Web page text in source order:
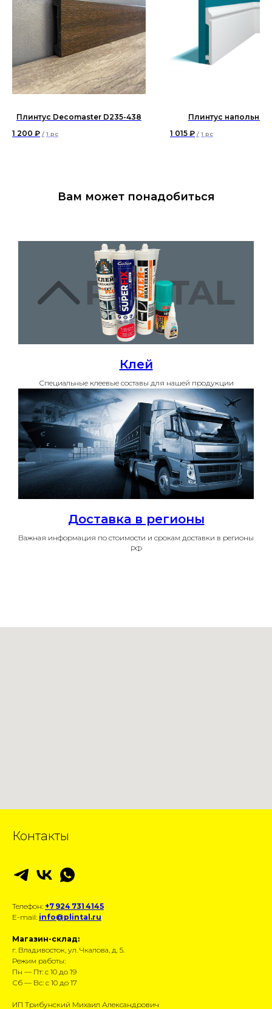
Плинтус Decomaster D235-438
1 200 ₽ / 1 pc
Плинтус напольный
1 015 ₽ / 1 pc
Вам может понадобиться
Клей
Специальные клеевые составы для нашей продукции
Доставка в регионы
Важная информация по стоимости и срокам доставки в регионы
РФ
Контакты
Телефон: +7 924 731 4145
E-mail: info@plintal.ru
Магазин-склад:
г. Владивосток, ул. Чкалова, д. 5.
Режим работы:
Пн — Пт: с 10 до 19
Сб — Вс: с 10 до 17
ИП Трибунский Михаил Александрович